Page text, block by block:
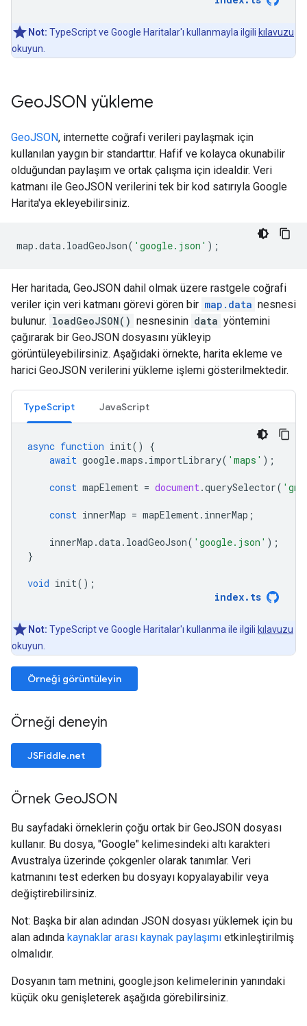
Not: TypeScript ve Google Haritalar'ı kullanmayla ilgili kılavuzu
okuyun.
GeoJSON yükleme
GeoJSON, internette coğrafi verileri paylaşmak için
kullanılan yaygın bir standarttır. Hafif ve kolayca okunabilir
olduğundan paylaşım ve ortak çalışma için idealdir. Veri
katmanı ile GeoJSON verilerini tek bir kod satırıyla Google
Harita'ya ekleyebilirsiniz.
map .data. loadGeoJson( 'google.json' );
Her haritada, GeoJSON dahil olmak üzere rastgele coğrafi
veriler için veri katmanı görevi gören bir map.data nesnesi
bulunur. loadGeoJSON() nesnesinin data yöntemini
çağırarak bir GeoJSON dosyasını yükleyip
görüntüleyebilirsiniz. Aşağıdaki örnekte, harita ekleme ve
harici GeoJSON verilerini yükleme işlemi gösterilmektedir.
TypeScript JavaScript
async function init()
{
await google.maps . importLibrary( 'maps' );
const mapElement = document.querySelector(
const innerMap = mapElement. innerMap ;
innerMap .data. loadGeoJson( 'google.json' );
}
void init();
index. ts
Not: TypeScript ve Google Haritalar'ı kullanma ile ilgili kılavuzu
okuyun.
Örneği görüntüleyin
Örneği deneyin
JSFiddle.net
Örnek GeoJSON
Bu sayfadaki örneklerin çoğu ortak bir GeoJSON dosyası
kullanır. Bu dosya, "Google" kelimesindeki altı karakteri
Avustralya üzerinde çokgenler olarak tanımlar. Veri
katmanını test ederken bu dosyayı kopyalayabilir veya
değiştirebilirsiniz.
Not: Başka bir alan adından JSON dosyası yüklemek için bu
alan adında kaynaklar arası kaynak paylaşımı etkinleştirilmiş
olmalıdır.
Dosyanın tam metnini, google.json kelimelerinin yanındaki
küçük oku genişleterek aşağıda görebilirsiniz.